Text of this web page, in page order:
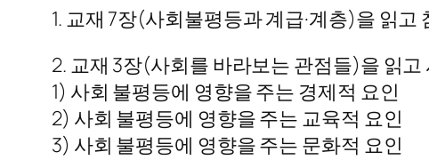
1. 교재 7장(사회불평등과 계급·계층)을 읽
2. 교재 3장(사회를 바라보는 관점들)을 읽
1) 사회 불평등에 영향을 주는 경제적 요인
2) 사회 불평등에 영향을 주는 교육적 요인
3) 사회 불평등에 영향을 주는 문화적 요인